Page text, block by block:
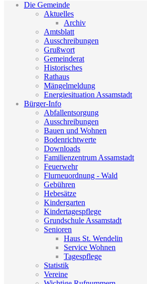
Die Gemeinde
Aktuelles
Archiv
Amtsblatt
Ausschreibungen
Grußwort
Gemeinderat
Historisches
Rathaus
Mängelmeldung
Energiesituation Assamstadt
Bürger-Info
Abfallentsorgung
Ausschreibungen
Bauen und Wohnen
Bodenrichtwerte
Downloads
Familienzentrum Assamstadt
Feuerwehr
Flurneuordnung - Wald
Gebühren
Hebesätze
Kindergarten
Kindertagespflege
Grundschule Assamstadt
Senioren
Haus St. Wendelin
Service Wohnen
Tagespflege
Statistik
Vereine